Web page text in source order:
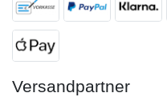
Versandpartner